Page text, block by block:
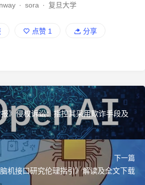
· sora · 复旦大学
点赞 1 分享
》侵权诉讼：指控其采用欺诈手段及
下一篇
脑机接口研究伦理指引》解读及全文下载